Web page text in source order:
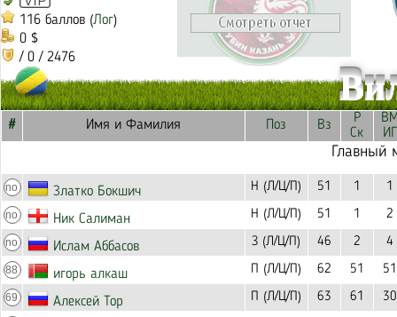
116 баллов (Лог)
0 $
/ 0 / 2476
# Имя и Фамилия Поз Вз
Р
Ск
ИГ
Главный
no Златко Бокшич Н (Л/Ц/П) 51 1 1
no Ник Салиман Н (Л/Ц/П) 51 1 2
no Ислам Аббасов З (Л/Ц/П) 46 2 4
88 игорь алкаш П (Л/Ц/П) 62 51 51
69 Алексей Тор П (Л/Ц/П) 63 61 30